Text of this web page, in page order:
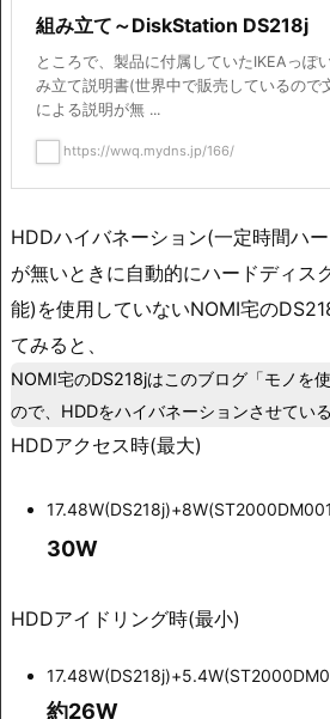
組み立て～DiskStation DS218j
ところで、製品に付属していたIKEAっぽ
み立て説明書(世界中で販売しているので
による説明が無 ...
https://wwq.mydns.jp/166/
HDDハイバネーション(一定時間ハ
が無いときに自動的にハードディス
能)を使用していないNOMI宅の
てみると、
NOMI宅のDS218jはこのブログ「モノを
ので、HDDをハイバネーションさせてい
HDDアクセス時(最大)
30W
HDDアイドリング時(最小)
約26W